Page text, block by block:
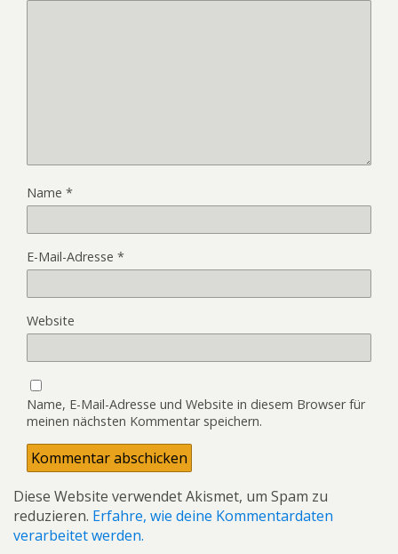
Name *
E-Mail-Adresse *
Website
Name, E-Mail-Adresse und Website in diesem Browser für
meinen nächsten Kommentar speichern.
Diese Website verwendet Akismet, um Spam zu
reduzieren. Erfahre, wie deine Kommentardaten
verarbeitet werden.